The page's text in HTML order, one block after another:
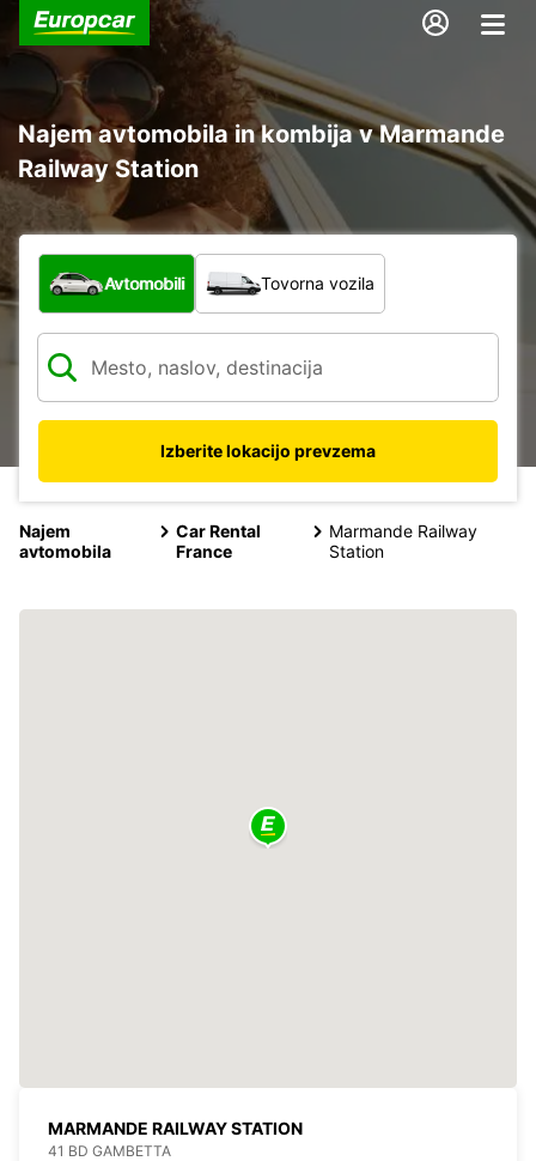
Najem avtomobila in kombija v Marmande
Railway Station
Katera vrsta vozila?
Avtomobili Tovorna vozila
Izberite lokacijo prevzema
Najem
avtomobila
Car Rental
France
Marmande Railway
Station
MARMANDE RAILWAY STATION
41 BD GAMBETTA